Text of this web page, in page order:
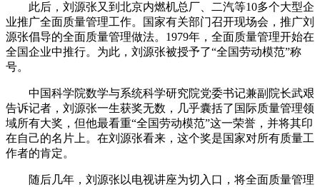
此后，刘源张又到北京内燃机总厂、二汽等10多个大型企
业推广全面质量管理工作。国家有关部门召开现场会，推广刘
源张倡导的全面质量管理做法。1979年，全面质量管理开始在
全国企业中推行。为此，刘源张被授予了“全国劳动模范”称
号。
中国科学院数学与系统科学研究院党委书记兼副院长武艰
告诉记者，刘源张一生获奖无数，几乎囊括了国际质量管理领
域所有大奖，但他最看重“全国劳动模范”这一荣誉，并将其印
在自己的名片上。在刘源张看来，这个奖是国家对所有质量工
作者的肯定。
随后几年，刘源张以电视讲座为切入口，将全面质量管理